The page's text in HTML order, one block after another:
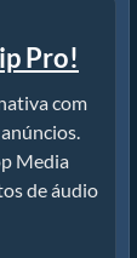
Pro!
com
Media
de áudio